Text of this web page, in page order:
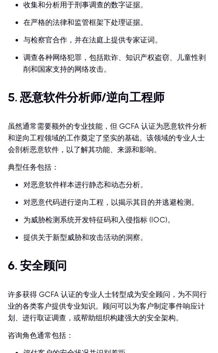
收集和分析用于刑事调查的数字证据。
在严格的法律和监管框架下处理证据。
与检察官合作，并在法庭上提供专家证词。
调查各种网络犯罪，包括欺诈、知识产权盗窃、儿童性剥
削和国家支持的网络攻击。
5. 恶意软件分析师/逆向工程师
虽然通常需要额外的专业技能，但 GCFA 认证为恶意软件分析
和逆向工程领域的工作奠定了坚实的基础。该领域的专业人士
会剖析恶意软件，以了解其功能、来源和影响。
典型任务包括：
对恶意软件样本进行静态和动态分析。
对恶意代码进行逆向工程，以揭示其目的并逃避检测。
为威胁检测系统开发特征码和入侵指标 (IOC)。
提供关于新型威胁和攻击活动的洞察。
6. 安全顾问
许多获得 GCFA 认证的专业人士转型成为安全顾问，为不同行
业的各类客户提供专业知识。顾问可以为客户制定事件响应计
划、进行取证调查，或帮助组织构建强大的安全架构。
咨询角色通常包括：